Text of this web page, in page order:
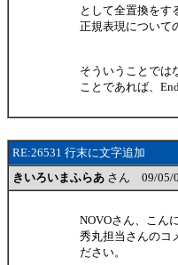
として全置換をす
正規表現について
そういうことでは
ことであれば、
RE:26531 行末に文字追加
きいろいまふらあ さん 09/05/
NOVOさん、こん
秀丸担当さんのコ
ださい。